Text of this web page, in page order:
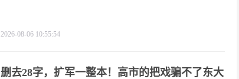
2026-08-06 10:55:54
删去28字，扩军一整本！高市的把戏骗不了东大